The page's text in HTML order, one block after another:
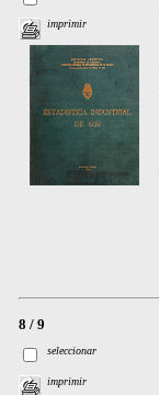
imprimir
8 / 9
seleccionar
imprimir